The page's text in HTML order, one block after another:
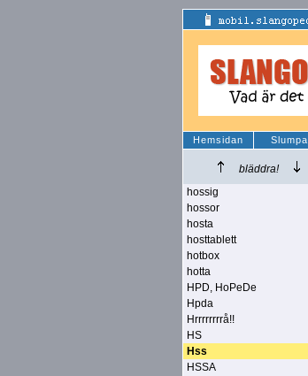
Hemsidan Slumpa
bläddra!
hossig
hossor
hosta
hosttablett
hotbox
hotta
HPD, HoPeDe
Hpda
Hrrrrrrrrå!!
HS
Hss
HSSA